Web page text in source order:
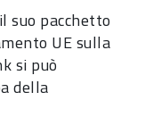
suo pacchetto
UE sulla
si può
della